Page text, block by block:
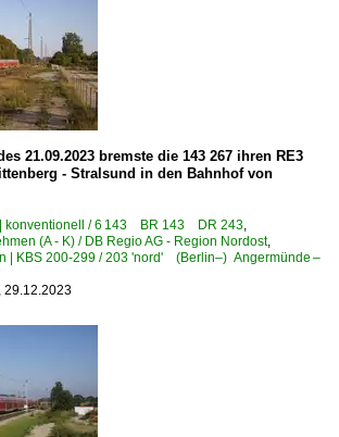
21.09.2023 bremste die 143 267 ihren RE3
- Stralsund in den Bahnhof von
| konventionell / 6 143 BR 143 DR 243,
(A - K) / DB Regio AG - Region Nordost,
| KBS 200-299 / 203 'nord' (Berlin–) Angermünde –
29.12.2023